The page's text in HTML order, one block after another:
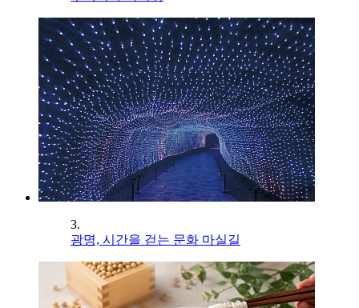
3.
광명, 시간을 걷는 문화 마실길